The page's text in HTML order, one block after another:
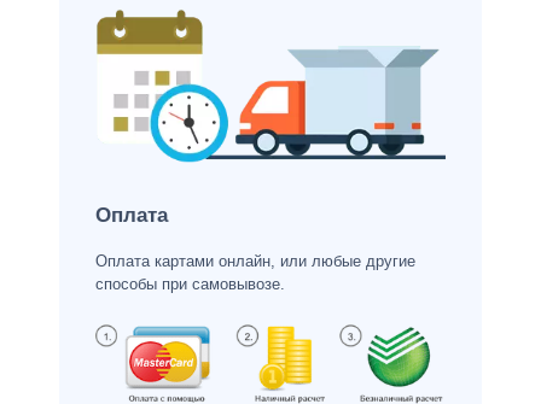
Оплата
Оплата картами онлайн, или любые другие
способы при самовывозе.